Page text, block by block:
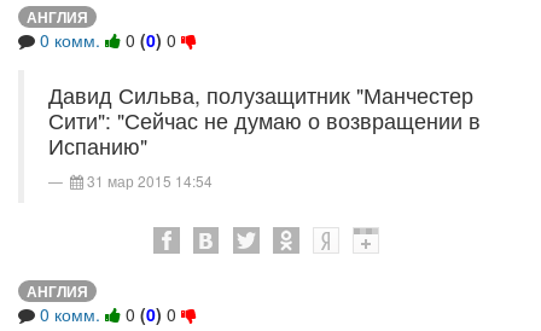
АНГЛИЯ
0 комм. 0 (0) 0
Давид Сильва, полузащитник "Манчестер
Сити": "Сейчас не думаю о возвращении в
Испанию"
31 мар 2015 14:54
АНГЛИЯ
0 комм. 0 (0) 0